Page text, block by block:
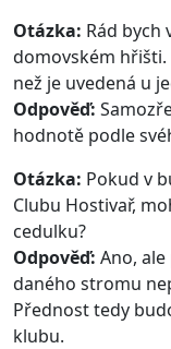
Otázka: Rád bych
domovském hřišti.
než je uvedená u
Odpověď:
hodnotě podle
Otázka: Pokud v
Clubu Hostivař,
cedulku?
Odpověď: Ano,
daného stromu
Přednost tedy
klubu.